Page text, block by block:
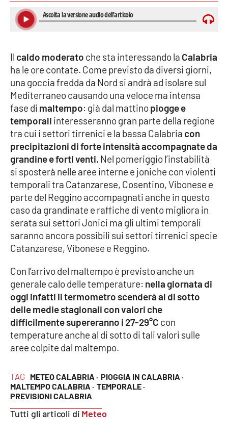
Editoriali
Ambiente
Cronaca
Cultura
Economia e Lavoro
Politica
Sanità
Società
Sport
RUBRICHE
Good Morning Vietnam
Parchi Marini Calabria
Imprese Di Calabria
Le perfidie di Antonella Grippo
TAG METEO CALABRIA · PIOGGIA IN CALABRIA ·
MALTEMPO CALABRIA · TEMPORALE ·
PREVISIONI CALABRIA
Tutti gli articoli di Meteo
Il caldo moderato che sta interessando la Calabria
ha le ore contate. Come previsto da diversi giorni,
una goccia fredda da Nord si andrà ad isolare sul
Mediterraneo causando una veloce ma intensa
fase di maltempo: già dal mattinopiogge e
temporali interesseranno gran parte della regione
tra cui i settori tirrenici e la bassa Calabria con
precipitazioni di forte intensità accompagnate da
grandine e forti venti. Nel pomeriggio l’instabilità
si sposterà nelle aree interne e joniche con violenti
temporali tra Catanzarese, Cosentino, Vibonese e
parte del Regginoaccompagnati anche in questo
caso da grandinate e raffiche di vento migliora in
serata sui settori Jonici ma gli ultimi temporali
saranno ancora possibili sui settori tirrenici specie
Catanzarese, Vibonese e Reggino.
Con l’arrivo del maltempo è previsto anche un
generale calo delle temperature: nella giornata di
oggi infatti il termometro scenderà al di sotto
delle medie stagionali con valori che
difficilmente supereranno i 27-29°C con
temperature anche al di sotto di tali valori sulle
aree colpite dal maltempo.